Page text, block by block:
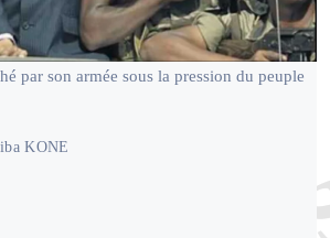
par son armée sous la pression du peuple
KONE